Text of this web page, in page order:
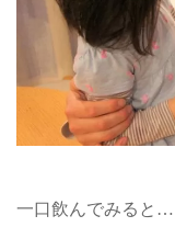
一口飲んでみると